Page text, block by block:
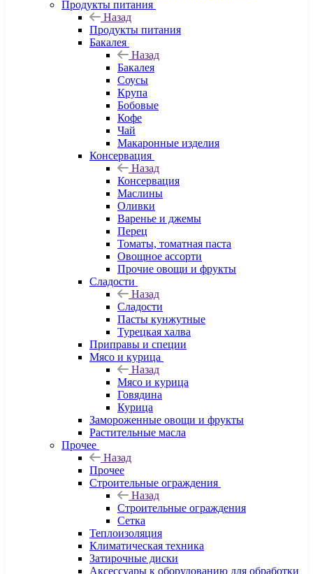
Продукты питания
Назад
Продукты питания
Бакалея
Назад
Бакалея
Соусы
Крупа
Бобовые
Кофе
Чай
Макаронные изделия
Консервация
Назад
Консервация
Маслины
Оливки
Варенье и джемы
Перец
Томаты, томатная паста
Овощное ассорти
Прочие овощи и фрукты
Сладости
Назад
Сладости
Пасты кунжутные
Турецкая халва
Приправы и специи
Мясо и курица
Назад
Мясо и курица
Говядина
Курица
Замороженные овощи и фрукты
Растительные масла
Прочее
Назад
Прочее
Строительные ограждения
Назад
Строительные ограждения
Сетка
Теплоизоляция
Климатическая техника
Затирочные диски
Аксессуары к оборудованию для обработки